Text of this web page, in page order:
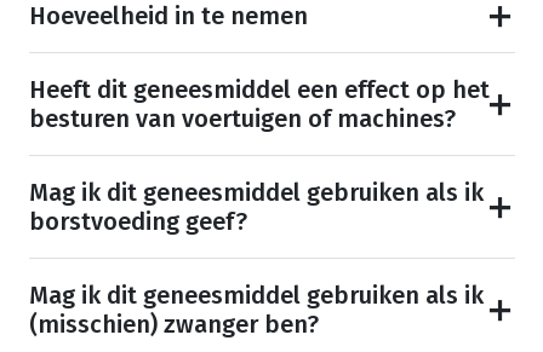
Hoeveelheid in te nemen
Heeft dit geneesmiddel een effect op het
besturen van voertuigen of machines?
Mag ik dit geneesmiddel gebruiken als ik
borstvoeding geef?
Mag ik dit geneesmiddel gebruiken als ik
(misschien) zwanger ben?